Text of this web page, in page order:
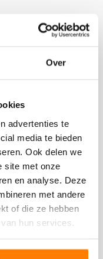
Over
advertenties te
media te bieden
Ook delen we
site met onze
en analyse. Deze
met andere
of die ze hebben
hun services.